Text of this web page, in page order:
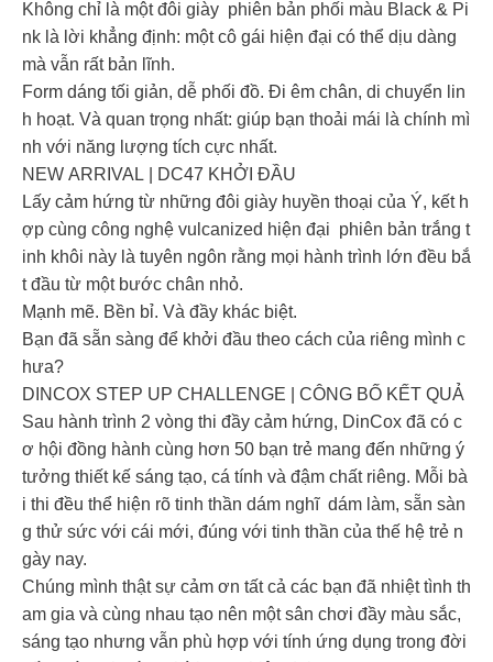
Không chỉ là một đôi giày phiên bản phối màu Black & Pi
nk là lời khẳng định: một cô gái hiện đại có thể dịu dàng
mà vẫn rất bản lĩnh.
Form dáng tối giản, dễ phối đồ. Đi êm chân, di chuyển lin
h hoạt. Và quan trọng nhất: giúp bạn thoải mái là chính mì
nh với năng lượng tích cực nhất.
NEW ARRIVAL | DC47 KHỞI ĐẦU
Lấy cảm hứng từ những đôi giày huyền thoại của Ý, kết h
ợp cùng công nghệ vulcanized hiện đại phiên bản trắng t
inh khôi này là tuyên ngôn rằng mọi hành trình lớn đều bắ
t đầu từ một bước chân nhỏ.
Mạnh mẽ. Bền bỉ. Và đầy khác biệt.
Bạn đã sẵn sàng để khởi đầu theo cách của riêng mình c
hưa?
DINCOX STEP UP CHALLENGE | CÔNG BỐ KẾT QUẢ
Sau hành trình 2 vòng thi đầy cảm hứng, DinCox đã có c
ơ hội đồng hành cùng hơn 50 bạn trẻ mang đến những ý
tưởng thiết kế sáng tạo, cá tính và đậm chất riêng. Mỗi bà
i thi đều thể hiện rõ tinh thần dám nghĩ dám làm, sẵn sàn
g thử sức với cái mới, đúng với tinh thần của thế hệ trẻ n
gày nay.
Chúng mình thật sự cảm ơn tất cả các bạn đã nhiệt tình th
am gia và cùng nhau tạo nên một sân chơi đầy màu sắc,
sáng tạo nhưng vẫn phù hợp với tính ứng dụng trong đời